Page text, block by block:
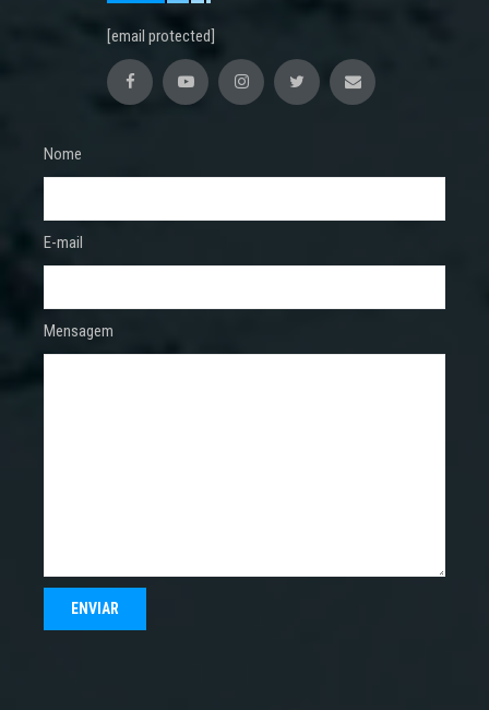
[email protected]
Nome
E-mail
Mensagem